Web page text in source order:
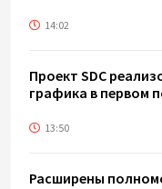
14:02
Проект SDC
графика в первом
13:50
Расширены